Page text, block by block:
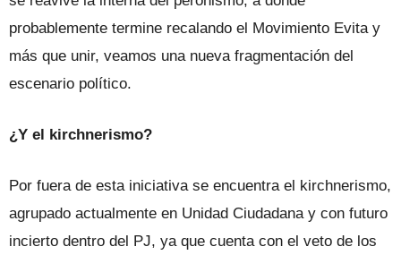
probablemente termine recalando el Movimiento Evita y
más que unir, veamos una nueva fragmentación del
escenario político.
¿Y el kirchnerismo?
Por fuera de esta iniciativa se encuen­tra el kirchnerismo,
agrupado actualmen­te en Unidad Ciudadana y con futuro
in­cierto dentro del PJ, ya que cuenta con el veto de los